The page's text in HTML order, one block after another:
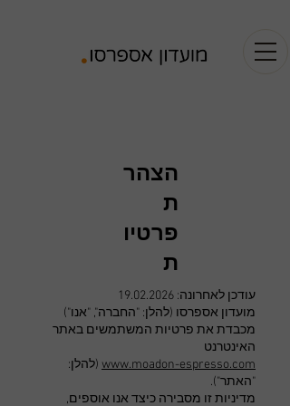
הצהר
ת
פרטיו
ת
עודכן לאחרונה: 19.02.2026
מועדון אספרסו (להלן: "החברה", "אנו")
מכבדת את פרטיות המשתמשים באתר
האינטרנט
www.moadon-espresso.com (להלן:
"האתר").
מדיניות זו מסבירה כיצד אנו אוספים,